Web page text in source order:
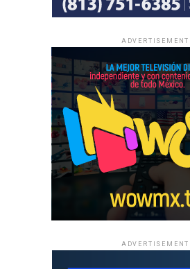
ADVERTISEMENT
ADVERTISEMENT